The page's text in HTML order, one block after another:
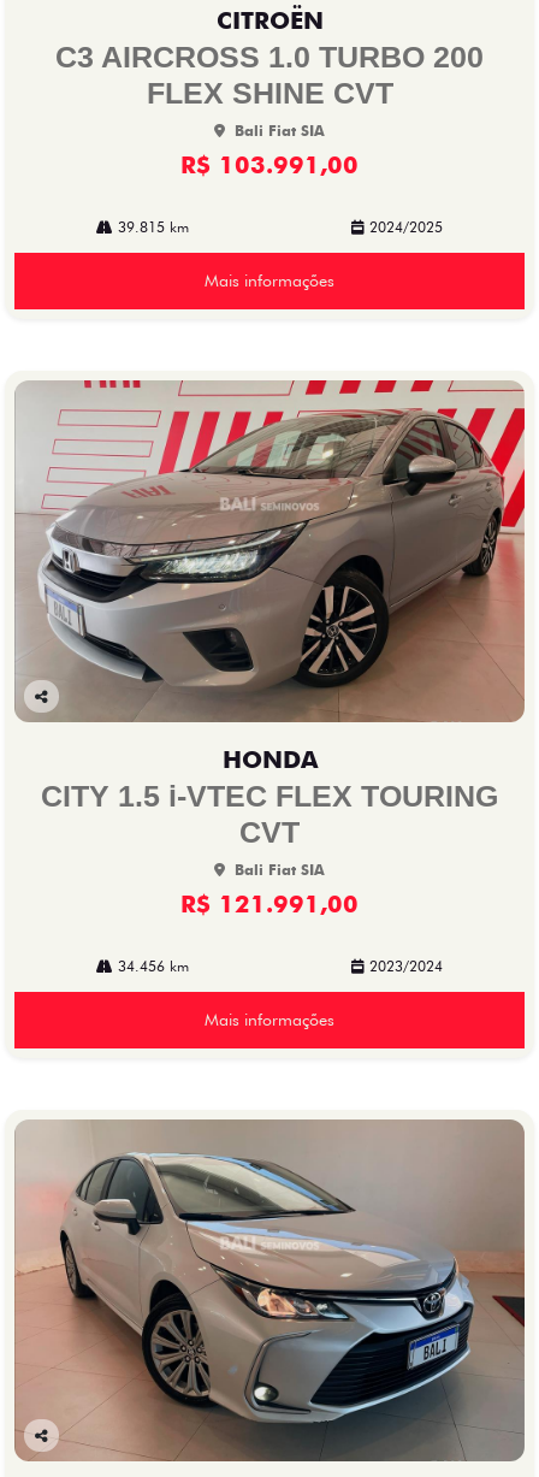
CITROËN
C3 AIRCROSS 1.0 TURBO 200
FLEX SHINE CVT
Bali Fiat SIA
R$ 103.991,00
39.815 km 2024/2025
Mais informações
Co
lhe
HONDA
CITY 1.5 i-VTEC FLEX TOURING
CVT
Bali Fiat SIA
R$ 121.991,00
34.456 km 2023/2024
Mais informações
Co